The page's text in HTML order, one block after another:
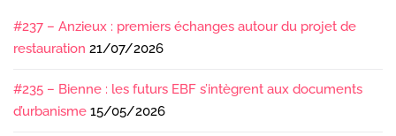
#237 – Anzieux : premiers échanges autour du projet de
restauration 21/07/2026
#235 – Bienne : les futurs EBF s’intègrent aux documents
d’urbanisme 15/05/2026